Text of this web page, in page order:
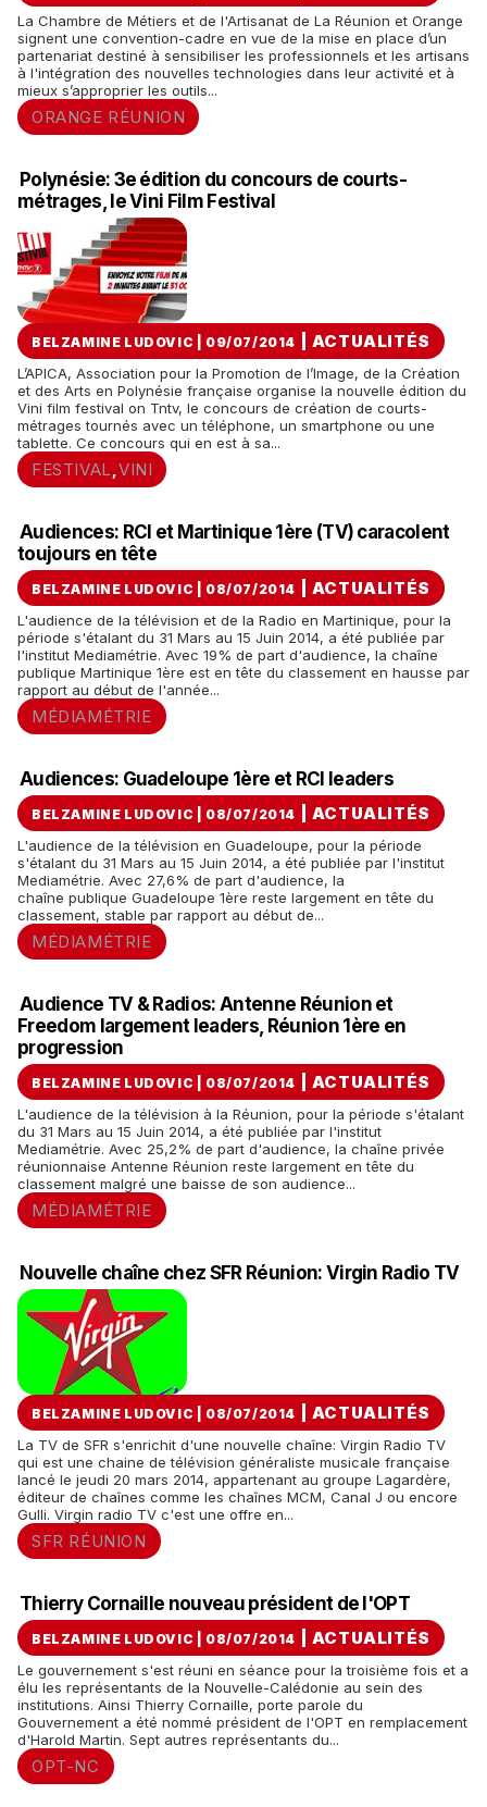
La Chambre de Métiers et de l'Artisanat de La Réunion et Orange
signent une convention-cadre en vue de la mise en place d’un
partenariat destiné à sensibiliser les professionnels et les artisans
à l'intégration des nouvelles technologies dans leur activité et à
mieux s’approprier les outils...
ORANGE RÉUNION
Polynésie: 3e édition du concours de courts-
métrages, le Vini Film Festival
BELZAMINE LUDOVIC | 09/07/2014 ACTUALITÉS
L’APICA, Association pour la Promotion de l’Image, de la Création
et des Arts en Polynésie française organise la nouvelle édition du
Vini film festival on Tntv, le concours de création de courts-
métrages tournés avec un téléphone, un smartphone ou une
tablette. Ce concours qui en est à sa...
FESTIVAL VINI
Audiences: RCI et Martinique 1ère (TV) caracolent
toujours en tête
BELZAMINE LUDOVIC | 08/07/2014 ACTUALITÉS
L'audience de la télévision et de la Radio en Martinique, pour la
période s'étalant du 31 Mars au 15 Juin 2014, a été publiée par
l'institut Mediamétrie. Avec 19% de part d'audience, la chaîne
publique Martinique 1ère est en tête du classement en hausse par
rapport au début de l'année...
MÉDIAMÉTRIE
Audiences: Guadeloupe 1ère et RCI leaders
BELZAMINE LUDOVIC | 08/07/2014 ACTUALITÉS
L'audience de la télévision en Guadeloupe, pour la période
s'étalant du 31 Mars au 15 Juin 2014, a été publiée par l'institut
Mediamétrie. Avec 27,6% de part d'audience, la
chaîne publique Guadeloupe 1ère reste largement en tête du
classement, stable par rapport au début de...
MÉDIAMÉTRIE
Audience TV & Radios: Antenne Réunion et
Freedom largement leaders, Réunion 1ère en
progression
BELZAMINE LUDOVIC | 08/07/2014 ACTUALITÉS
L'audience de la télévision à la Réunion, pour la période s'étalant
du 31 Mars au 15 Juin 2014, a été publiée par l'institut
Mediamétrie. Avec 25,2% de part d'audience, la chaîne privée
réunionnaise Antenne Réunion reste largement en tête du
classement malgré une baisse de son audience...
MÉDIAMÉTRIE
Nouvelle chaîne chez SFR Réunion: Virgin Radio TV
BELZAMINE LUDOVIC | 08/07/2014 ACTUALITÉS
La TV de SFR s'enrichit d'une nouvelle chaîne: Virgin Radio TV
qui est une chaine de télévision généraliste musicale française
lancé le jeudi 20 mars 2014, appartenant au groupe Lagardère,
éditeur de chaînes comme les chaînes MCM, Canal J ou encore
Gulli. Virgin radio TV c'est une offre en...
SFR RÉUNION
Thierry Cornaille nouveau président de l'OPT
BELZAMINE LUDOVIC | 08/07/2014 ACTUALITÉS
Le gouvernement s'est réuni en séance pour la troisième fois et a
élu les représentants de la Nouvelle-Calédonie au sein des
institutions. Ainsi Thierry Cornaille, porte parole du
Gouvernement a été nommé président de l'OPT en remplacement
d'Harold Martin. Sept autres représentants du...
OPT-NC